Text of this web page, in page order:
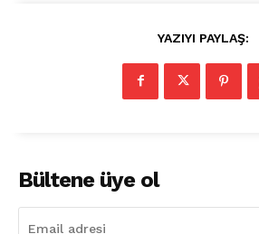
Kurumsal
Hesabım
YAZIYI PAYLAŞ:
Bültene üye ol